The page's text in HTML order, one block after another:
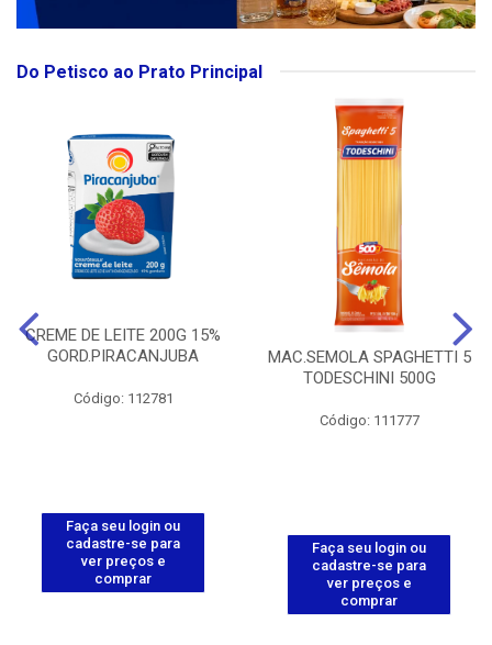
Do Petisco ao Prato Principal
CREME DE LEITE 200G 15%
GORD.PIRACANJUBA
Código: 112781
Faça seu login ou
cadastre-se para
ver preços e
comprar
MAC.SEMOLA SPAGHETTI 5
TODESCHINI 500G
Código: 111777
Faça seu login ou
cadastre-se para
ver preços e
comprar